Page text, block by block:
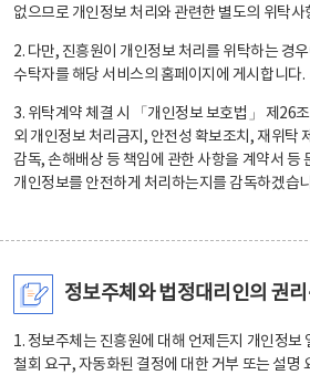
없으므로 개인정보 처리와 관련한 별도의 위탁사
2. 다만, 진흥원이 개인정보 처리를 위탁하는 경
수탁자를 해당 서비스의 홈페이지에 게시합니다.
3. 위탁계약 체결 시 「개인정보 보호법」 제26
외 개인정보 처리금지, 안전성 확보조치, 재위탁
감독, 손해배상 등 책임에 관한 사항을 계약서 등
개인정보를 안전하게 처리하는지를 감독하겠습
정보주체와 법정대리인의 권리
1. 정보주체는 진흥원에 대해 언제든지 개인정보
철회 요구, 자동화된 결정에 대한 거부 또는 설명